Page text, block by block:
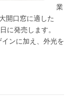
業
開口窓に適した
日に発売します。
インに加え、外光を